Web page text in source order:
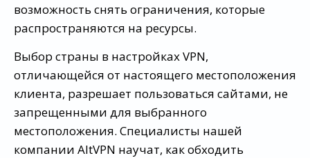
возможность снять ограничения, которые
распространяются на ресурсы.
Выбор страны в настройках VPN,
отличающейся от настоящего местоположения
клиента, разрешает пользоваться сайтами, не
запрещенными для выбранного
местоположения. Специалисты нашей
компании AltVPN научат, как обходить